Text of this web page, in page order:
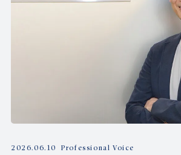
2026.06.10 Professional Voice